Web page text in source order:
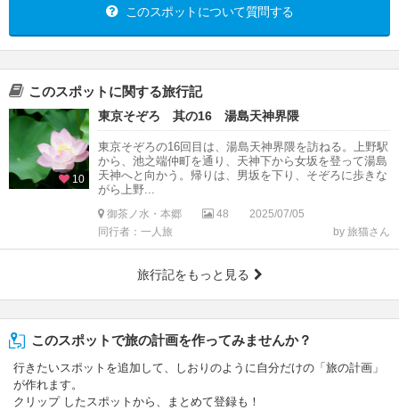
このスポットについて質問する
このスポットに関する旅行記
10
東京そぞろ 其の16 湯島天神界隈
東京そぞろの16回目は、湯島天神界隈を訪ねる。上野駅
から、池之端仲町を通り、天神下から女坂を登って湯島
天神へと向かう。帰りは、男坂を下り、そぞろに歩きな
がら上野...
御茶ノ水・本郷 48
2025/07/05
同行者：一人旅
by 旅猫さん
旅行記をもっと見る
このスポットで旅の計画を作ってみませんか？
行きたいスポットを追加して、しおりのように自分だけの「旅の計画」
が作れます。
クリップ したスポットから、まとめて登録も！